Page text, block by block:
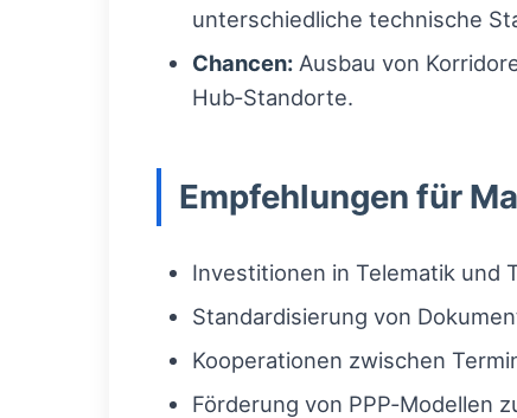
unterschiedliche technische
Chancen: Ausbau von
Hub‑Standorte.
Empfehlungen für
Investitionen in Telematik und
Standardisierung von
Kooperationen zwischen
Förderung von PPP‑Modellen